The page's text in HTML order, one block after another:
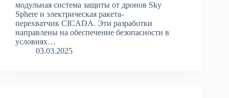
модульная система защиты от дронов Sky
Sphere и электрическая ракета-
перехватчик CICADA. Эти разработки
направлены на обеспечение безопасности в
условиях…
03.03.2025